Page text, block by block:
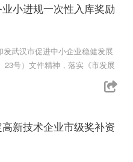
小进规一次性入库奖励
武汉市促进中小企业稳健发展
23号）文件精神，落实《市发展
新技术企业市级奖补资